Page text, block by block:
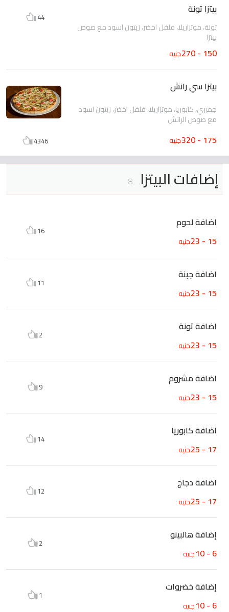
بيتزا تونة
تونة، موتزاريلا، فلفل اخضر، زيتون اسود مع صوص
بيتزا
150 - 270 جنيه
44
بيتزا سي رانش
جمبري، كابوريا، موتزاريلا، فلفل اخضر، زيتون اسود
مع صوص الرانش
175 - 320 جنيه 4346
إضافات البيتزا 8
اضافة لحوم
15 - 23
جنيه
16
اضافة جبنة
15 - 23
جنيه
11
اضافة تونة
15 - 23
جنيه
2
اضافة مشروم
15 - 23
جنيه
9
اضافة كابوريا
17 - 25
جنيه
14
اضافة دجاج
17 - 25
جنيه
12
إضافة هالبينو
6 - 10
جنيه
2
إضافة خضروات
6 - 10
جنيه
1